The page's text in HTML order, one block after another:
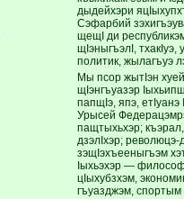
дыдейхэри
Сэфарбий
щещI ди
щIэныгъэлI, тхакIуэ,
политик, жылагъуэ
Мы псор жытIэн
щIэнгъуазэр
папщIэ, япэ, етIуанэ
Урысей
пащтыхьхэр;
дзэлIхэр; революцэ-
зэщIэхъееныгъэм
Iыхьэхэр —
цIыхубзхэм,
гъуазджэм, спортым